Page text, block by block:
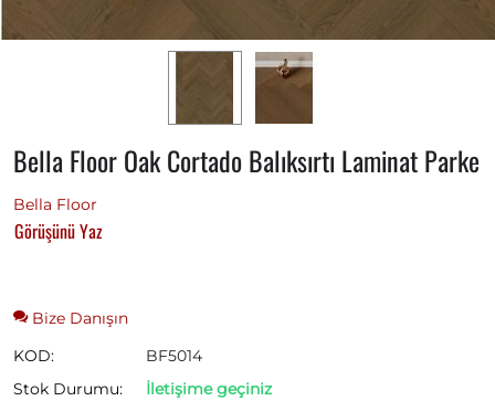
Bella Floor Oak Cortado Balıksırtı Laminat Parke
Bella Floor
Görüşünü Yaz
Bize Danışın
KOD:
BF5014
Stok Durumu:
İletişime geçiniz